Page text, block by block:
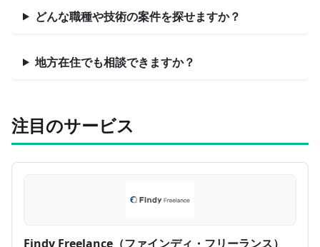
どんな職種や技術の案件を探せますか？
地方在住でも相談できますか？
注目のサービス
Findy Freelance（ファインディ・フリーランス）